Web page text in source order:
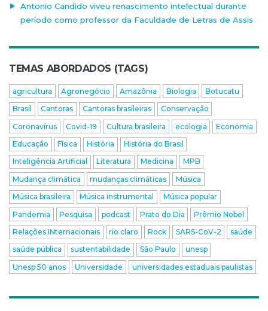
Antonio Candido viveu renascimento intelectual durante
período como professor da Faculdade de Letras de Assis
TEMAS ABORDADOS (TAGS)
agricultura Agronegócio Amazônia Biologia
Botucatu
Brasil
Cantoras Cantoras brasileiras
Conservação
Coronavírus
Covid-19 Cultura brasileira ecologia
Economia
Educação
Física História
História do Brasil
Inteligência Artificial
Literatura Medicina
MPB
Mudança climática
mudanças climáticas
Música
Música brasileira
Música instrumental
Música popular
Pandemia
Pesquisa podcast Prato do Dia
Prêmio Nobel
Relações INternacionais
rio claro Rock SARS-CoV-2
saúde
saúde pública
sustentabilidade São Paulo
unesp
Unesp 50 anos
Universidade universidades estaduais paulistas